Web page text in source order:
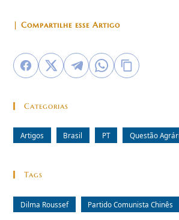
| Compartilhe esse Artigo
Categorias
Artigos Brasil PT Questão
Tags
Dilma Roussef Partido Comunista Chinês